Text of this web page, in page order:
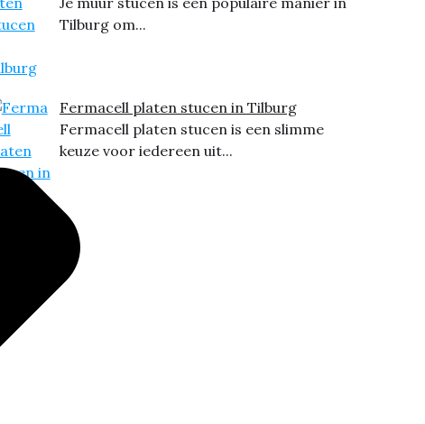
Tilburg om...
Fermacell platen stucen in Tilburg
Fermacell platen stucen is een slimme
keuze voor iedereen uit...